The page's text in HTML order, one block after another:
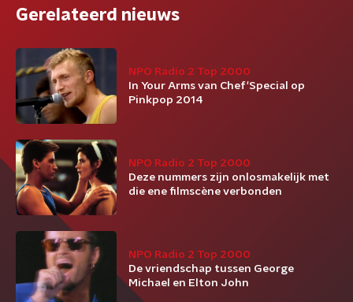
Gerelateerd nieuws
NPO Radio 2 Top 2000
In Your Arms van Chef'Special op
Pinkpop 2014
NPO Radio 2 Top 2000
Deze nummers zijn onlosmakelijk met
die ene filmscène verbonden
NPO Radio 2 Top 2000
De vriendschap tussen George
Michael en Elton John